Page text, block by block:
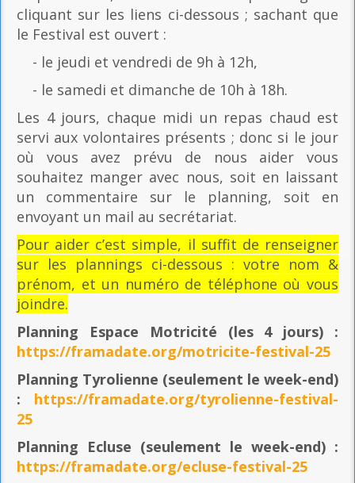
cliquant sur les liens ci-dessous ; sachant que
le Festival est ouvert :
- le jeudi et vendredi de 9h à 12h,
- le samedi et dimanche de 10h à 18h.
Les 4 jours, chaque midi un repas chaud est
servi aux volontaires présents ; donc si le jour
où vous avez prévu de nous aider vous
souhaitez manger avec nous, soit en laissant
un commentaire sur le planning, soit en
envoyant un mail au secrétariat.
Pour aider c’est simple, il suffit de renseigner
sur les plannings ci-dessous : votre nom &
prénom, et un numéro de téléphone où vous
joindre.
Planning Espace Motricité (les 4 jours) :
https://framadate.org/motricite-festival-25
Planning Tyrolienne (seulement le week-end)
: https://framadate.org/tyrolienne-festival-
25
Planning Ecluse (seulement le week-end) :
https://framadate.org/ecluse-festival-25